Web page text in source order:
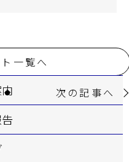
一覧へ
次の記事へ